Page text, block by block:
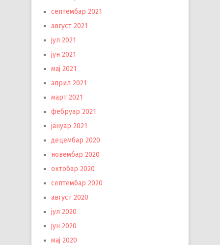
септембар 2021
август 2021
јул 2021
јун 2021
мај 2021
април 2021
март 2021
фебруар 2021
јануар 2021
децембар 2020
новембар 2020
октобар 2020
септембар 2020
август 2020
јул 2020
јун 2020
мај 2020